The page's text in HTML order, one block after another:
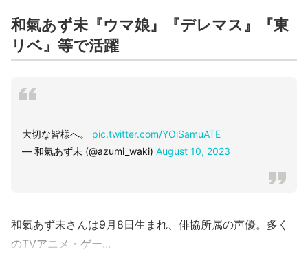
和氣あず未『ウマ娘』『デレマス』『東
リベ』等で活躍
大切な皆様へ。 pic.twitter.com/YOiSamuATE
— 和氣あず未 (@azumi_waki) August 10, 2023
和氣あず未さんは9月8日生まれ、俳協所属の声優。多く
のTVアニメ・ゲー...